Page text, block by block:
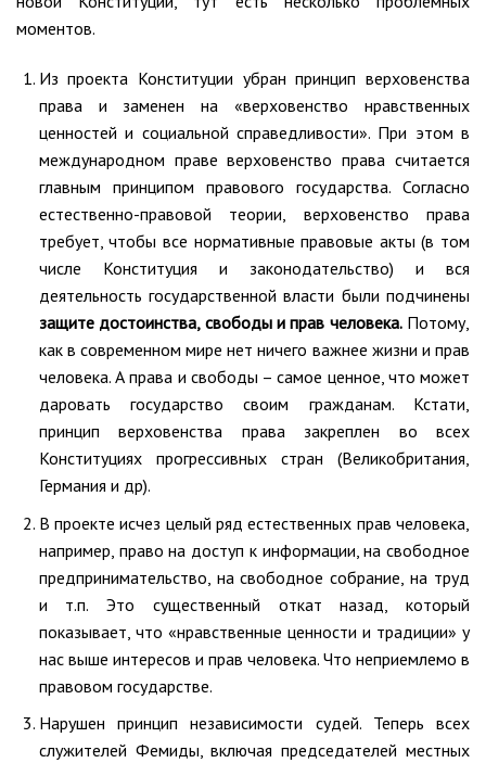
моментов.
Из проекта Конституции убран принцип верховенства
права и заменен на «верховенство нравственных
ценностей и социальной справедливости». При этом в
международном праве верховенство права считается
главным принципом правового государства. Согласно
естественно-правовой теории, верховенство права
требует, чтобы все нормативные правовые акты (в том
числе Конституция и законодательство) и вся
деятельность государственной власти были подчинены
защите достоинства, свободы и прав человека.Потому,
как в современном мире нет ничего важнее жизни и прав
человека. А права и свободы – самое ценное, что может
даровать государство своим гражданам. Кстати,
принцип верховенства права закреплен во всех
Конституциях прогрессивных стран (Великобритания,
Германия и др).
В проекте исчез целый ряд естественных прав человека,
например, право на доступ к информации, на свободное
предпринимательство, на свободное собрание, на труд
и т.п. Это существенный откат назад, который
показывает, что «нравственные ценности и традиции» у
нас выше интересов и прав человека. Что неприемлемо в
правовом государстве.
Нарушен принцип независимости судей. Теперь всех
служителей Фемиды, включая председателей местных